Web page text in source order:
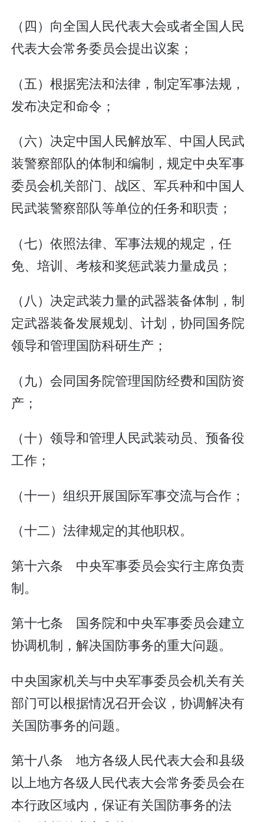
（四）向全国人民代表大会或者全国人民
代表大会常务委员会提出议案；
（五）根据宪法和法律，制定军事法规，
发布决定和命令；
（六）决定中国人民解放军、中国人民武
装警察部队的体制和编制，规定中央军事
委员会机关部门、战区、军兵种和中国人
民武装警察部队等单位的任务和职责；
（七）依照法律、军事法规的规定，任
免、培训、考核和奖惩武装力量成员；
（八）决定武装力量的武器装备体制，制
定武器装备发展规划、计划，协同国务院
领导和管理国防科研生产；
（九）会同国务院管理国防经费和国防资
产；
（十）领导和管理人民武装动员、预备役
工作；
（十一）组织开展国际军事交流与合作；
（十二）法律规定的其他职权。
第十六条 中央军事委员会实行主席负责
制。
第十七条 国务院和中央军事委员会建立
协调机制，解决国防事务的重大问题。
中央国家机关与中央军事委员会机关有关
部门可以根据情况召开会议，协调解决有
关国防事务的问题。
第十八条 地方各级人民代表大会和县级
以上地方各级人民代表大会常务委员会在
本行政区域内，保证有关国防事务的法